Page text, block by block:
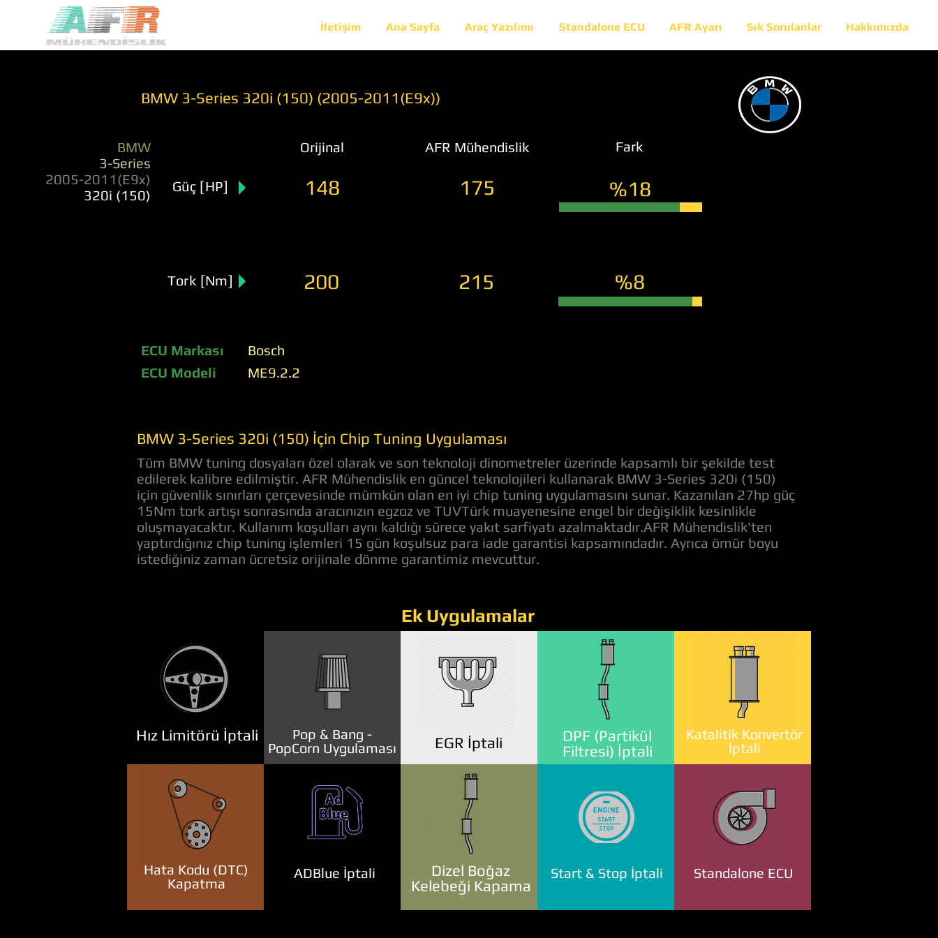
İletişim Ana Sayfa Araç Yazılımı Standalone ECU AFR Ayarı Sık Sorulanlar Hakkımızda
BMW 3-Series 320i (150) (2005-2011(E9x))
BMW
3-Series
2005-2011(E9x)
320i (150)
Orijinal AFR Mühendislik Fark
Güç [HP] 148 175 %18
Tork [Nm] 200 215 %8
ECU Markası
ECU Modeli
Bosch
ME9.2.2
BMW 3-Series 320i (150) İçin Chip Tuning Uygulaması
Tüm BMW tuning dosyaları özel olarak ve son teknoloji dinometreler üzerinde kapsamlı bir şekilde test
edilerek kalibre edilmiştir. AFR Mühendislik en güncel teknolojileri kullanarak BMW 3-Series 320i (150)
için güvenlik sınırları çerçevesinde mümkün olan en iyi chip tuning uygulamasını sunar. Kazanılan 27hp güç
15Nm tork artışı sonrasında aracınızın egzoz ve TUVTürk muayenesine engel bir değişiklik kesinlikle
oluşmayacaktır. Kullanım koşulları aynı kaldığı sürece yakıt sarfiyatı azalmaktadır.AFR Mühendislik'ten
yaptırdığınız chip tuning işlemleri 15 gün koşulsuz para iade garantisi kapsamındadır. Ayrıca ömür boyu
istediğiniz zaman ücretsiz orijinale dönme garantimiz mevcuttur.
Ek Uygulamalar
Hız Limitörü İptali
Pop & Bang -
PopCorn Uygulaması
DPF (Partikül
Filtresi) İptali
Katalitik Konvertör
İptali
EGR İptali
Hata Kodu (DTC)
Kapatma
ADBlue İptali
Dizel Boğaz
Kelebeği Kapama
Start & Stop İptali Standalone ECU